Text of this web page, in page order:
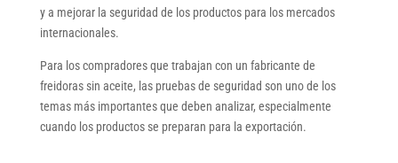
y a mejorar la seguridad de los productos para los mercados
internacionales.
Para los compradores que trabajan con un fabricante de
freidoras sin aceite, las pruebas de seguridad son uno de los
temas más importantes que deben analizar, especialmente
cuando los productos se preparan para la exportación.